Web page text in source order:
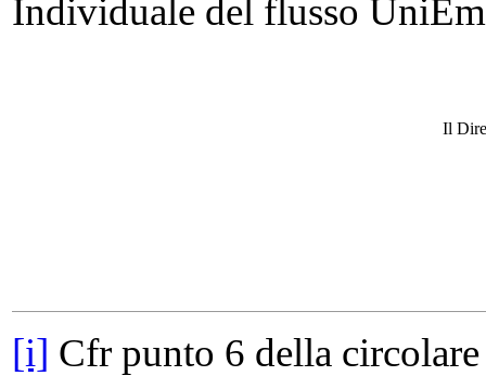
Individuale del flusso
Il
[i] Cfr punto 6 della